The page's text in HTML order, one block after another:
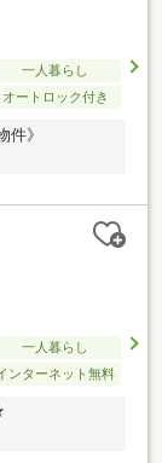
一人暮らし
オートロック付き
件》
一人暮らし
ンターネット無料